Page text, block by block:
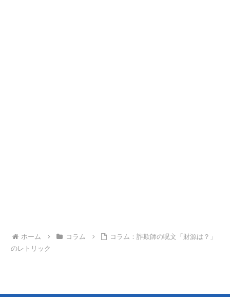
ホーム コラム
コラム：詐欺師の呪文「財源は？」
のレトリック